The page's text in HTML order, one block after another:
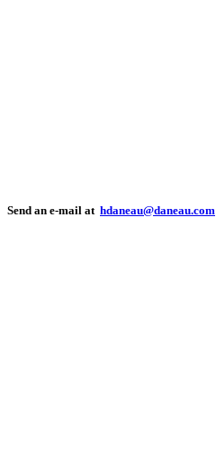
Send an e-mail at hdaneau@daneau.com